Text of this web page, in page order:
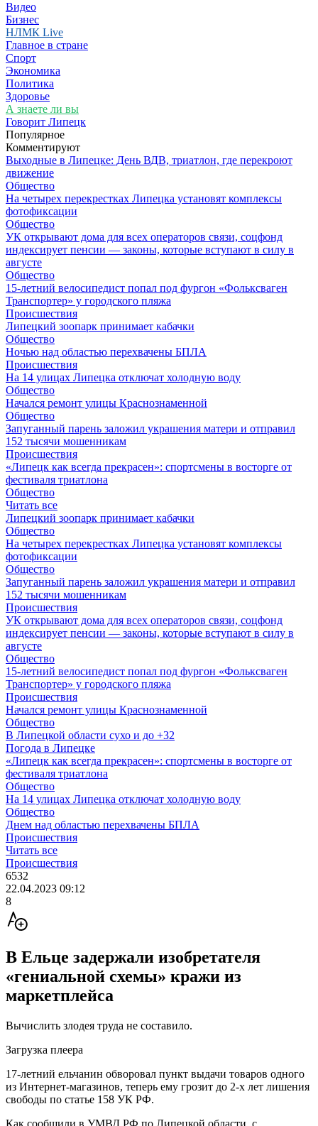
Видео
Бизнес
НЛМК Live
Главное в стране
Спорт
Экономика
Политика
Здоровье
А знаете ли вы
Говорит Липецк
Популярное
Комментируют
Выходные в Липецке: День ВДВ, триатлон, где перекроют
движение
Общество
На четырех перекрестках Липецка установят комплексы
фотофиксации
Общество
УК открывают дома для всех операторов связи, соцфонд
индексирует пенсии — законы, которые вступают в силу в
августе
Общество
15-летний велосипедист попал под фургон «Фольксваген
Транспортер» у городского пляжа
Происшествия
Липецкий зоопарк принимает кабачки
Общество
Ночью над областью перехвачены БПЛА
Происшествия
На 14 улицах Липецка отключат холодную воду
Общество
Начался ремонт улицы Краснознаменной
Общество
Запуганный парень заложил украшения матери и отправил
152 тысячи мошенникам
Происшествия
«Липецк как всегда прекрасен»: спортсмены в восторге от
фестиваля триатлона
Общество
Читать все
Липецкий зоопарк принимает кабачки
Общество
На четырех перекрестках Липецка установят комплексы
фотофиксации
Общество
Запуганный парень заложил украшения матери и отправил
152 тысячи мошенникам
Происшествия
УК открывают дома для всех операторов связи, соцфонд
индексирует пенсии — законы, которые вступают в силу в
августе
Общество
15-летний велосипедист попал под фургон «Фольксваген
Транспортер» у городского пляжа
Происшествия
Начался ремонт улицы Краснознаменной
Общество
В Липецкой области сухо и до +32
Погода в Липецке
«Липецк как всегда прекрасен»: спортсмены в восторге от
фестиваля триатлона
Общество
На 14 улицах Липецка отключат холодную воду
Общество
Днем над областью перехвачены БПЛА
Происшествия
Читать все
Происшествия
6532
22.04.2023 09:12
8
В Ельце задержали изобретателя
«гениальной схемы» кражи из
маркетплейса
Вычислить злодея труда не составило.
Загрузка плеера
17-летний ельчанин обворовал пункт выдачи товаров одного
из Интернет-магазинов, теперь ему грозит до 2-х лет лишения
свободы по статье 158 УК РФ.
Как сообщили в УМВД РФ по Липецкой области, с